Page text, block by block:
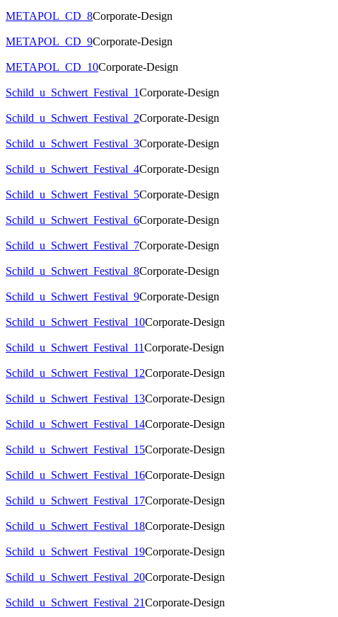
METAPOL_CD_8Corporate-Design
METAPOL_CD_9Corporate-Design
METAPOL_CD_10Corporate-Design
Schild_u_Schwert_Festival_1Corporate-Design
Schild_u_Schwert_Festival_2Corporate-Design
Schild_u_Schwert_Festival_3Corporate-Design
Schild_u_Schwert_Festival_4Corporate-Design
Schild_u_Schwert_Festival_5Corporate-Design
Schild_u_Schwert_Festival_6Corporate-Design
Schild_u_Schwert_Festival_7Corporate-Design
Schild_u_Schwert_Festival_8Corporate-Design
Schild_u_Schwert_Festival_9Corporate-Design
Schild_u_Schwert_Festival_10Corporate-Design
Schild_u_Schwert_Festival_11Corporate-Design
Schild_u_Schwert_Festival_12Corporate-Design
Schild_u_Schwert_Festival_13Corporate-Design
Schild_u_Schwert_Festival_14Corporate-Design
Schild_u_Schwert_Festival_15Corporate-Design
Schild_u_Schwert_Festival_16Corporate-Design
Schild_u_Schwert_Festival_17Corporate-Design
Schild_u_Schwert_Festival_18Corporate-Design
Schild_u_Schwert_Festival_19Corporate-Design
Schild_u_Schwert_Festival_20Corporate-Design
Schild_u_Schwert_Festival_21Corporate-Design